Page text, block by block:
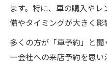
車予約の流れを
未経験者も安心
車予約時に準備
車種選びから契
ます。特に、車の購入や
備やタイミングが大きく影
多くの方が「車予約」と
ー会社への来店予約を思